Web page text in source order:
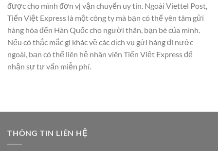
được cho mình đơn vị vận chuyển uy tín. Ngoài Viettel Post,
Tiến Việt Express là một công ty mà bạn có thể yên tâm gửi
hàng hóa đến Hàn Quốc cho người thân, bạn bè của mình.
Nếu có thắc mắc gì khác về các dịch vụ gửi hàng đi nước
ngoài, bạn có thể liên hệ nhân viên Tiến Việt Express để
nhận sự tư vấn miễn phí.
THÔNG TIN LIÊN HỆ